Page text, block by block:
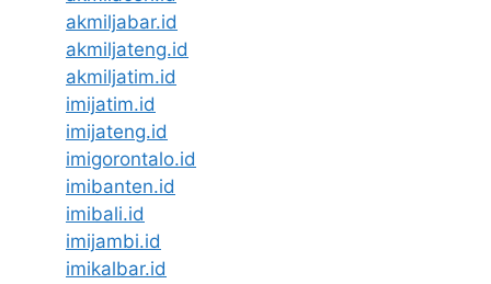
akmiljabar.id
akmiljateng.id
akmiljatim.id
imijatim.id
imijateng.id
imigorontalo.id
imibanten.id
imibali.id
imijambi.id
imikalbar.id